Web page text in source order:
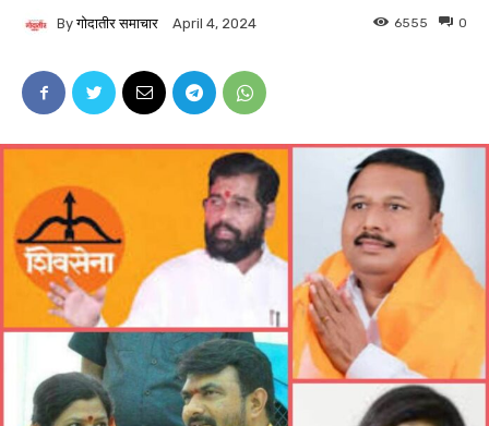
By गोदातीर समाचार April 4, 2024 0
6555